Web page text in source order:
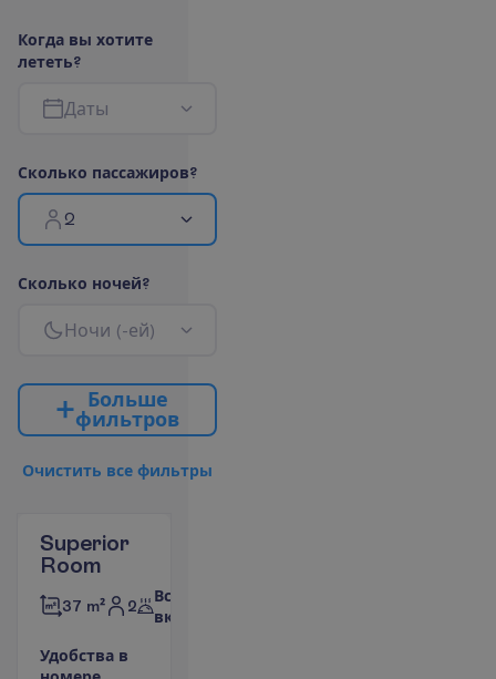
Когда вы хотите
лететь?
Даты
Сколько пассажиров?
2
Сколько ночей?
Ночи (-ей)
Больше
фильтров
Очистить все фильтры
Superior
Room
37 m² 2
Все
включено
Удобства в